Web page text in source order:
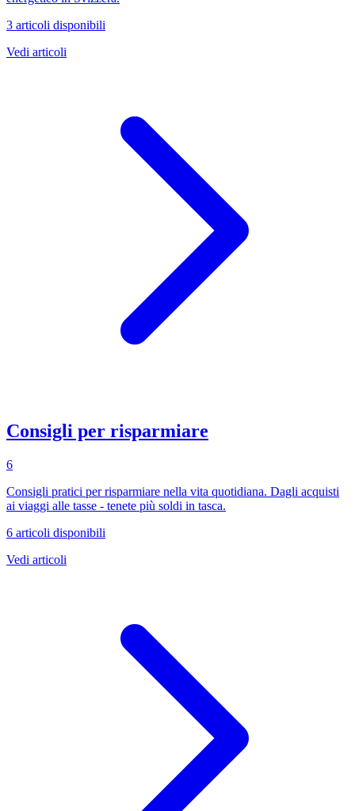
3 articoli disponibili
Vedi articoli
Consigli per risparmiare
6
Consigli pratici per risparmiare nella vita quotidiana. Dagli acquisti
ai viaggi alle tasse - tenete più soldi in tasca.
6 articoli disponibili
Vedi articoli